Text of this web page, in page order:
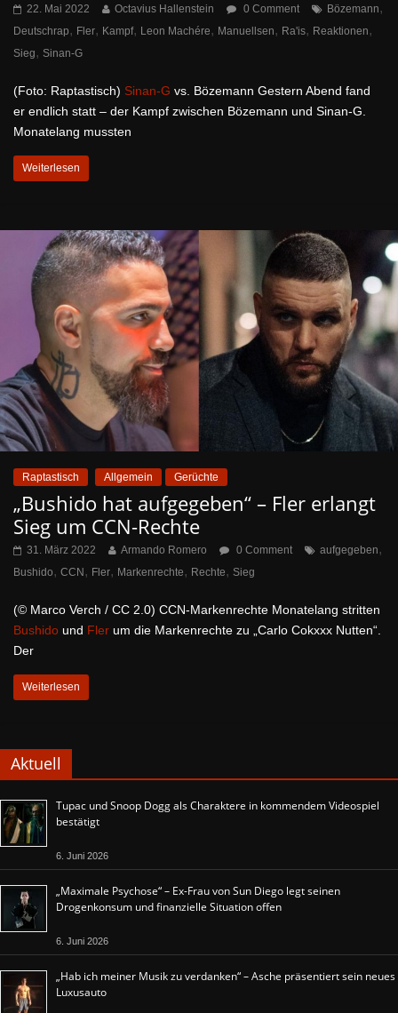
22. Mai 2022 Octavius Hallenstein 0 Comment Bözemann,
Deutschrap, Fler, Kampf, Leon Machére, Manuellsen, Ra'is, Reaktionen,
Sieg, Sinan-G
(Foto: Raptastisch) Sinan-G vs. Bözemann Gestern Abend fand
er endlich statt – der Kampf zwischen Bözemann und Sinan-G.
Monatelang mussten
Weiterlesen
Raptastisch Allgemein Gerüchte
„Bushido hat aufgegeben“ – Fler erlangt
Sieg um CCN-Rechte
31. März 2022 Armando Romero 0 Comment aufgegeben,
Bushido, CCN , Fler, Markenrechte, Rechte, Sieg
(© Marco Verch / CC 2.0) CCN-Markenrechte Monatelang stritten
Bushido und Fler um die Markenrechte zu „Carlo Cokxxx Nutten“.
Der
Weiterlesen
Aktuell
Tupac und Snoop Dogg als Charaktere in kommendem Videospiel
bestätigt
6. Juni 2026
„Maximale Psychose“ – Ex-Frau von Sun Diego legt seinen
Drogenkonsum und finanzielle Situation offen
6. Juni 2026
„Hab ich meiner Musik zu verdanken“ – Asche präsentiert sein neues
Luxusauto